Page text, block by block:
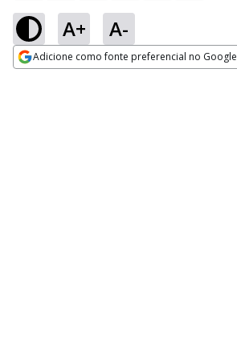
A+ A-
Adicione como fonte preferencial no Google